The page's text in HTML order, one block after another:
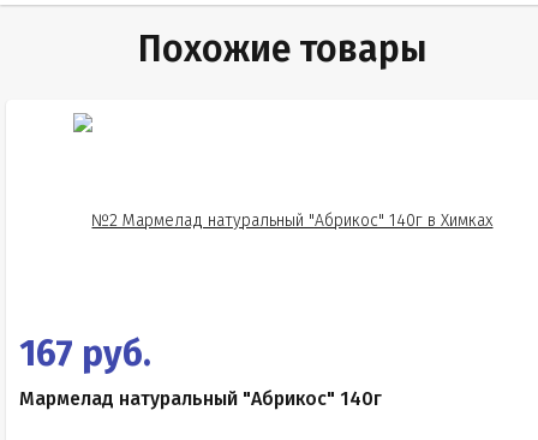
Похожие товары
167 руб.
Мармелад натуральный "Абрикос" 140г